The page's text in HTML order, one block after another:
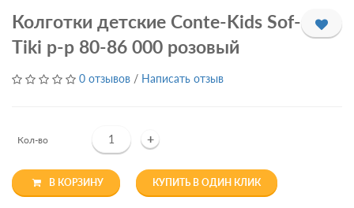
Колготки детские Conte-Kids Sof-
Tiki р-р 80-86 000 розовый
0 отзывов / Написать отзыв
Кол-во +
В КОРЗИНУ КУПИТЬ В ОДИН КЛИК